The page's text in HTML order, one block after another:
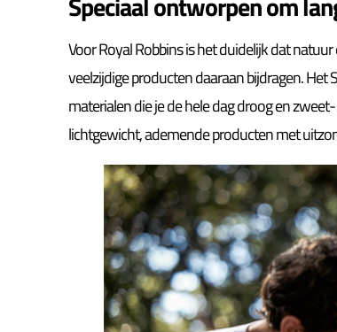
Voor Royal Robbins is het duidelijk dat
veelzijdige producten daaraan bijdragen.
materialen die je de hele dag droog en
lichtgewicht, ademende producten met